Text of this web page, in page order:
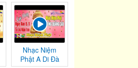
Nhạc Niệm
Phật A Di Đà